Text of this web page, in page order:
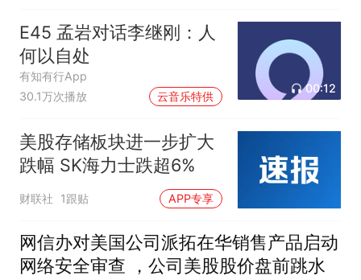
E45 孟岩对话李继刚：人
何以自处
有知有行App
30.1万次播放
云音乐特供
00:12
美股存储板块进一步扩大
跌幅 SK海力士跌超6%
财联社 1跟贴 APP专享
网信办对美国公司派拓在华销售产品启动
网络安全审查 ，公司美股股价盘前跳水